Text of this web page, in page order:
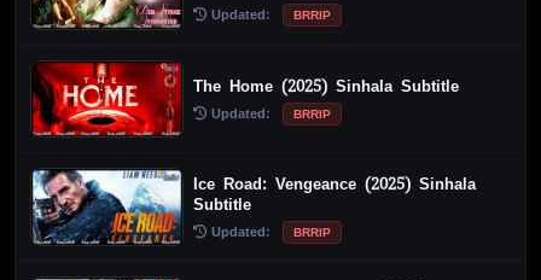
Updated: BRRIP
The Home (2025) Sinhala Subtitle
Updated: BRRIP
Ice Road: Vengeance (2025) Sinhala
Subtitle
Updated: BRRIP